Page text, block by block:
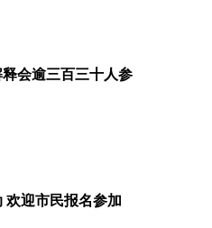
会逾三百三十人参
欢迎市民报名参加